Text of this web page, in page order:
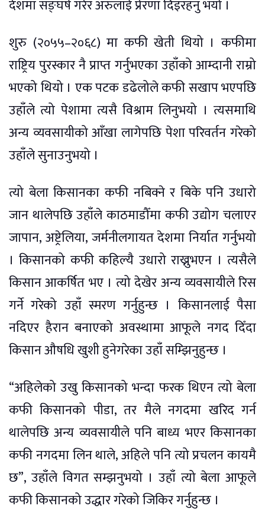
देशमा सङ्घर्ष गरेर अरुलाई प्रेरणा दिइरहनु भयो ।
शुरु (२०५५–२०६८) मा कफी खेती थियो । कफीमा
राष्ट्रिय पुरस्कार नै प्राप्त गर्नुभएका उहाँको आम्दानी राम्रो
भएको थियो । एक पटक डढेलोले कफी सखाप भएपछि
उहाँले त्यो पेशामा त्यसै विश्राम लिनुभयो । त्यसमाथि
अन्य व्यवसायीको आँखा लागेपछि पेशा परिवर्तन गरेको
उहाँले सुनाउनुभयो ।
त्यो बेला किसानका कफी नबिक्ने र बिके पनि उधारो
जान थालेपछि उहाँले काठमाडौँमा कफी उद्योग चलाएर
जापान, अष्ट्रेलिया, जर्मनीलगायत देशमा निर्यात गर्नुभयो
। किसानको कफी कहिल्यै उधारो राख्नुभएन । त्यसैले
किसान आकर्षित भए । त्यो देखेर अन्य व्यवसायीले रिस
गर्ने गरेको उहाँ स्मरण गर्नुहुन्छ । किसानलाई पैसा
नदिएर हैरान बनाएको अवस्थामा आफूले नगद दिँदा
किसान औषधि खुशी हुनेगरेका उहाँ सम्झिनुहुन्छ ।
“अहिलेको उखु किसानको भन्दा फरक थिएन त्यो बेला
कफी किसानको पीडा, तर मैले नगदमा खरिद गर्न
थालेपछि अन्य व्यवसायीले पनि बाध्य भएर किसानका
कफी नगदमा लिन थाले, अहिले पनि त्यो प्रचलन कायमै
छ”, उहाँले विगत सम्झनुभयो । उहाँ त्यो बेला आफूले
कफी किसानको उद्धार गरेको जिकिर गर्नुहुन्छ ।